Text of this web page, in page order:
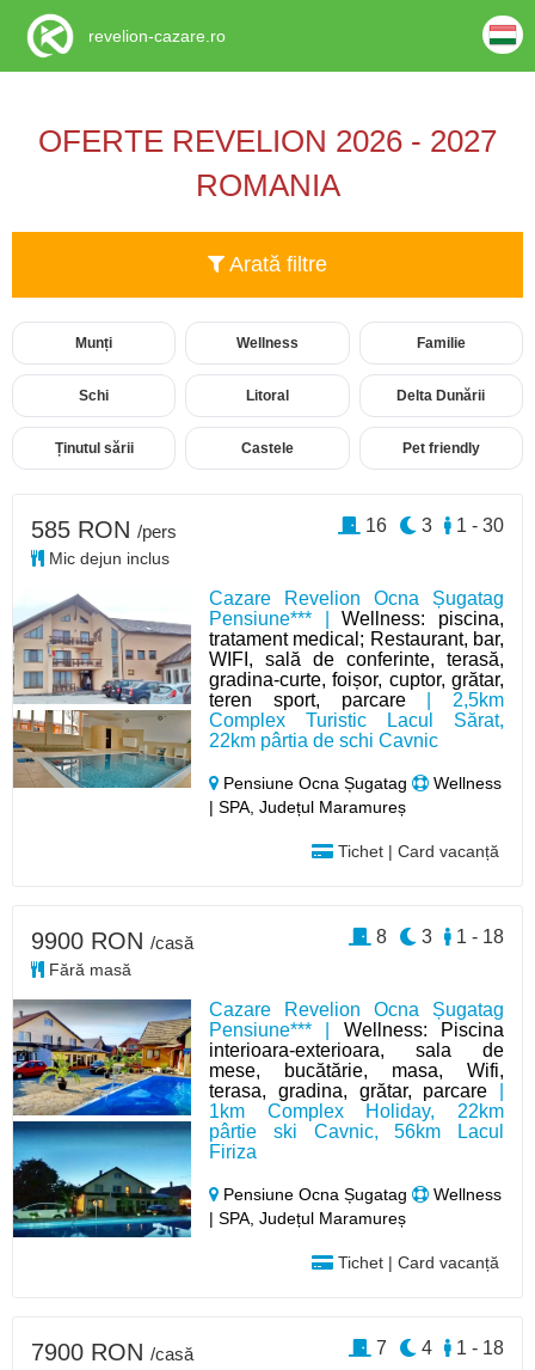
OFERTE REVELION 2026 - 2027
ROMANIA
Arată filtre
Munți Wellness Familie
Schi Litoral Delta Dunării
Ținutul sării Castele Pet friendly
Cazare Revelion Ocna Șugatag
Pensiune*** |Wellness: piscina,
tratament medical; Restaurant, bar,
WIFI, sală de conferinte, terasă,
gradina-curte, foișor, cuptor, grătar,
teren sport, parcare| 2,5km
Complex Turistic Lacul Sărat,
22km pârtia de schi Cavnic
Pensiune Ocna Șugatag
Wellness
| SPA, Județul Maramureș
Tichet | Card vacanță
585 RON /pers
Mic dejun inclus
1 - 30
3
16
Cazare Revelion Ocna Șugatag
Pensiune*** | Wellness: Piscina
interioara-exterioara, sala de
mese, bucătărie, masa, Wifi,
terasa, gradina, grătar, parcare
1km Complex Holiday, 22km
pârtie ski Cavnic, 56km Lacul
Firiza
Pensiune Ocna Șugatag
Wellness
| SPA, Județul Maramureș
Tichet | Card vacanță
9900 RON /casă
Fără masă
1 - 18
3
8
7900 RON /casă 1 - 18
4
7
revelion-cazare.ro